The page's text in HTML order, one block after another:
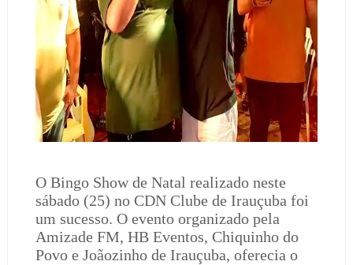
O Bingo Show de Natal realizado neste
sábado (25) no CDN Clube de Irauçuba foi
um sucesso. O evento organizado pela
Amizade FM, HB Eventos, Chiquinho do
Povo e Joãozinho de Irauçuba, oferecia o